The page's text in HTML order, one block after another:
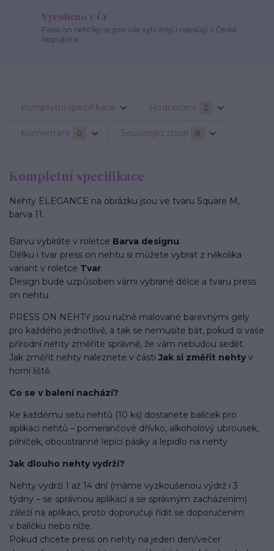
Vyrobeno v Čr
Press on nehtíky se pro vás vytvářejí i odesílají v České
Republice.
Kompletní specifikace Hodnocení 2
Komentáře 0 Související zboží 8
Kompletní specifikace
Nehty ELEGANCE na obrázku jsou ve tvaru Square M,
barva 11.
Barvu vybíráte v roletce Barva designu.
Délku i tvar press on nehtu si můžete vybrat z několika
variant v roletce Tvar.
Design bude uzpůsoben vámi vybrané délce a tvaru press
on nehtu.
PRESS ON NEHTY jsou ručně malované barevnými gely
pro každého jednotlivě, a tak se nemusíte bát, pokud si vaše
přírodní nehty změříte správně, že vám nebudou sedět.
Jak změřit nehty naleznete v části Jak si změřit nehty v
horní liště.
Co se v balení nachází?
Ke každému setu nehtů (10 ks) dostanete balíček pro
aplikaci nehtů – pomerančové dřívko, alkoholový ubrousek,
pilníček, oboustranné lepící pásky a lepidlo na nehty
Jak dlouho nehty vydrží?
Nehty vydrží 1 až 14 dní (máme vyzkoušenou výdrž i 3
týdny – se správnou aplikací a se správným zacházením)
záleží na aplikaci, proto doporučuji řídit se doporučením
v balíčku nebo níže.
Pokud chcete press on nehty na jeden den/večer